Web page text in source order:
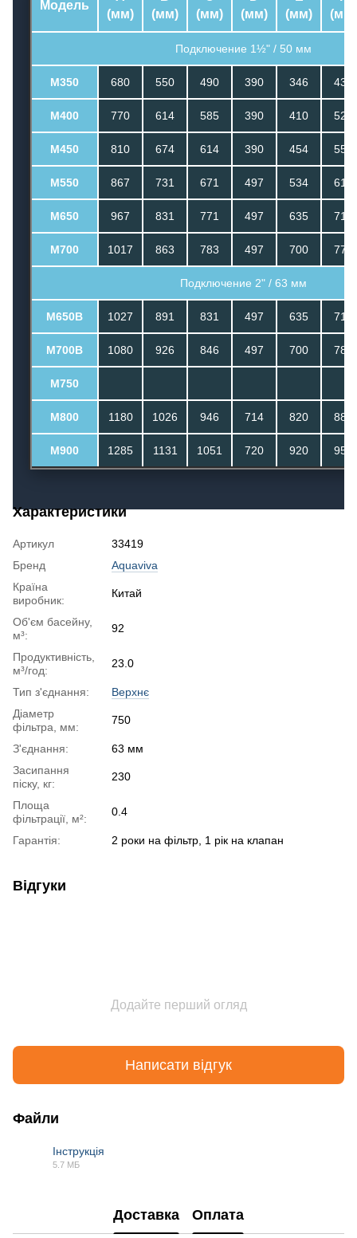
Модель
(мм)
(мм)
(мм)
(мм)
(мм)
(мм)
Подключение 1½" / 50 мм
M350 680 550 490 390 346 431
M400 770 614 585 390 410 525
M450 810 674 614 390 454 558
M550 867 731 671 497 534 615
M650 967 831 771 497 635 715
M700 1017 863 783 497 700 775
Подключение 2" / 63 мм
M650B 1027 891 831 497 635 717
M700B 1080 926 846 497 700 780
M750
M800 1180 1026 946 714 820 880
M900 1285 1131 1051 720 920 950
Характеристики
Артикул
33419
Бренд
Aquaviva
Країна
виробник:
Китай
Об'єм басейну,
м³:
92
Продуктивність,
м³/год:
23.0
Тип з'єднання:
Верхнє
Діаметр
фільтра, мм:
750
З'єднання:
63 мм
Засипання
піску, кг:
230
Площа
фільтрації, м²:
0.4
Гарантія: 2 роки на фільтр, 1 рік на клапан
Відгуки
Додайте перший огляд
Написати відгук
Файли
Інструкція
5.7 МБ
Доставка Оплата